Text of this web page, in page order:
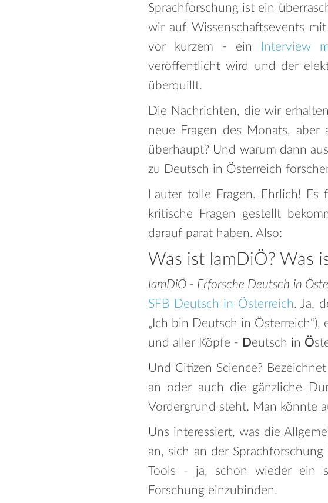
Sprachforschung ist ein
wir auf Wissenschaftsevents
vor kurzem - ein
Interview
veröffentlicht wird und der
überquillt.
Die Nachrichten, die wir
neue Fragen des Monats,
überhaupt? Und warum dann
zu Deutsch in Österreich
Lauter tolle Fragen. Ehrlich!
kritische Fragen gestellt
darauf parat haben. Also:
Was ist IamDiÖ? Was
IamDiÖ - Erforsche Deutsch in
SFB Deutsch in Österreich. Ja,
„Ich bin Deutsch in
und aller Köpfe - Deutsch in Ö
Und Citizen Science?
an oder auch die gänzliche
Vordergrund steht. Man könnte
Uns interessiert, was die
an, sich an der
Tools - ja, schon wieder ein
Forschung einzubinden.